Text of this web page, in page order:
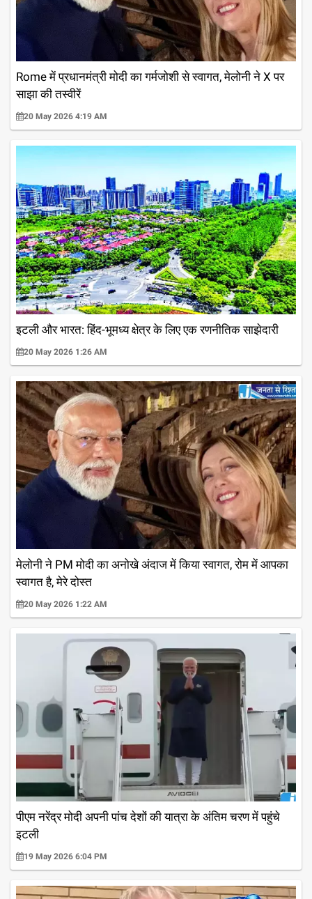
Rome में प्रधानमंत्री मोदी का गर्मजोशी से स्वागत, मेलोनी ने X पर
साझा की तस्वीरें
20 May 2026 4:19 AM
इटली और भारत: हिंद-भूमध्य क्षेत्र के लिए एक रणनीतिक साझेदारी
20 May 2026 1:26 AM
मेलोनी ने PM मोदी का अनोखे अंदाज में किया स्वागत, रोम में आपका
स्वागत है, मेरे दोस्त
20 May 2026 1:22 AM
पीएम नरेंद्र मोदी अपनी पांच देशों की यात्रा के अंतिम चरण में पहुंचे
इटली
19 May 2026 6:04 PM